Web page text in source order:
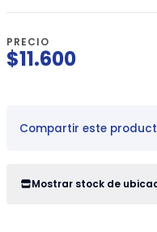
PRECIO
$11.600
Compartir este
Mostrar stock de